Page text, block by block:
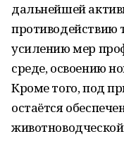
дальнейшей
противодействию
усилению мер
среде, освоению
Кроме того, под
остаётся